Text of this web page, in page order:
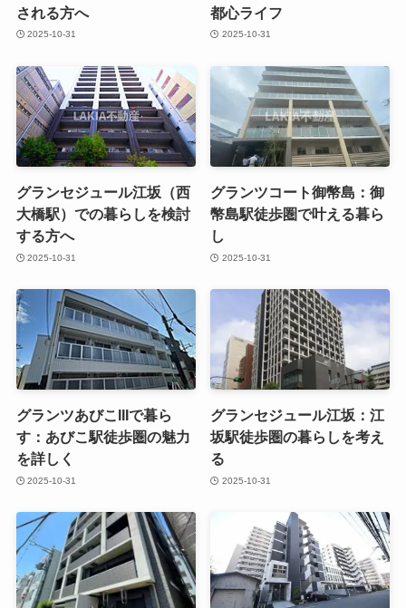
される方へ
2025-10-31
都心ライフ
2025-10-31
グランセジュール江坂（西
大橋駅）での暮らしを検討
する方へ
2025-10-31
グランツコート御幣島：御
幣島駅徒歩圏で叶える暮ら
し
2025-10-31
グランツあびこIIIで暮ら
す：あびこ駅徒歩圏の魅力
を詳しく
2025-10-31
グランセジュール江坂：江
坂駅徒歩圏の暮らしを考え
る
2025-10-31